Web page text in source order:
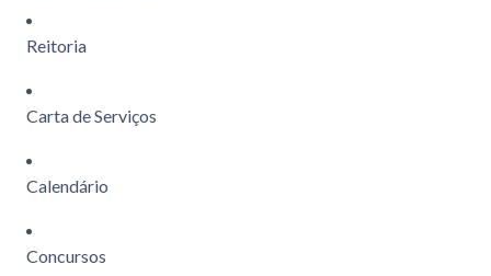
Reitoria
Carta de Serviços
Calendário
Concursos